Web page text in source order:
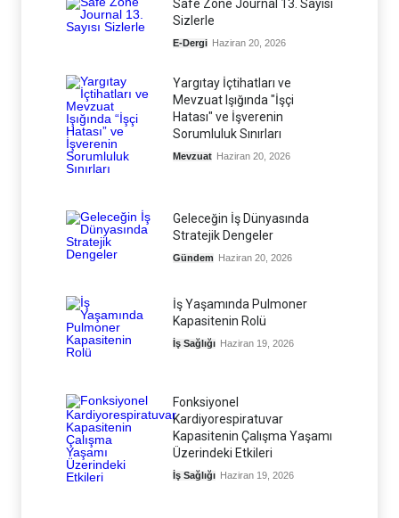
Safe Zone Journal 13. Sayısı
Sizlerle
E-Dergi Haziran 20, 2026
Yargıtay İçtihatları ve
Mevzuat Işığında "İşçi
Hatası" ve İşverenin
Sorumluluk Sınırları
Mevzuat Haziran 20, 2026
Geleceğin İş Dünyasında
Stratejik Dengeler
Gündem Haziran 20, 2026
İş Yaşamında Pulmoner
Kapasitenin Rolü
İş Sağlığı Haziran 19, 2026
Fonksiyonel
Kardiyorespiratuvar
Kapasitenin Çalışma Yaşamı
Üzerindeki Etkileri
İş Sağlığı Haziran 19, 2026